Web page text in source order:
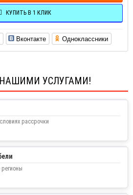
КУПИТЬ В 1 КЛИК
Вконтакте Одноклассники
УСЛУГАМИ!
рассрочки
регионы